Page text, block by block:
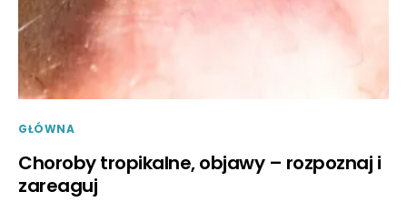
GŁÓWNA
Choroby tropikalne, objawy – rozpoznaj i
zareaguj